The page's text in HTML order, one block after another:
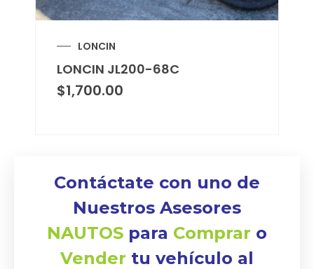
LONCIN
LONCIN JL200-68C
$1,700.00
Contáctate con uno de
Nuestros Asesores
NAUTOS para Comprar o
Vender tu vehículo al